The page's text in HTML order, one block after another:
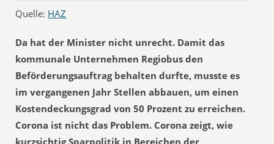
Quelle: HAZ
Da hat der Minister nicht unrecht. Damit das
kommunale Unternehmen Regiobus den
Beförderungsauftrag behalten durfte, musste es
im vergangenen Jahr Stellen abbauen, um einen
Kostendeckungsgrad von 50 Prozent zu erreichen.
Corona ist nicht das Problem. Corona zeigt, wie
kurzsichtig Sparpolitik in Bereichen der